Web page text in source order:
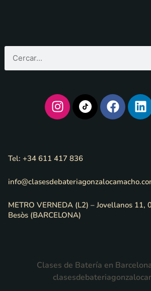
Tel: +34 611 417 836
METRO VERNEDA (L2) – Jovellanos
Besòs (BARCELONA)
Clases de Batería en